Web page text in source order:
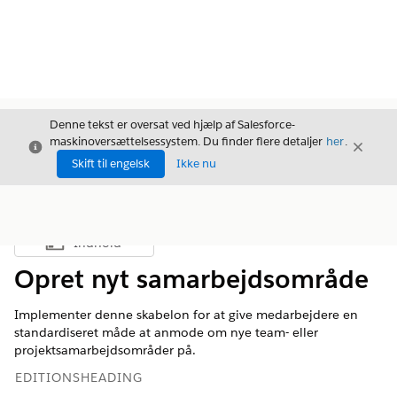
Luk
Denne tekst er oversat ved hjælp af Salesforce-
maskinoversættelsessystem. Du finder flere detaljer her.
Skift til engelsk
Ikke nu
Luk
Vis indholdsfortegnelse
Indhold
Opret nyt samarbejdsområde
Implementer denne skabelon for at give medarbejdere en
standardiseret måde at anmode om nye team- eller
projektsamarbejdsområder på.
EDITIONSHEADING